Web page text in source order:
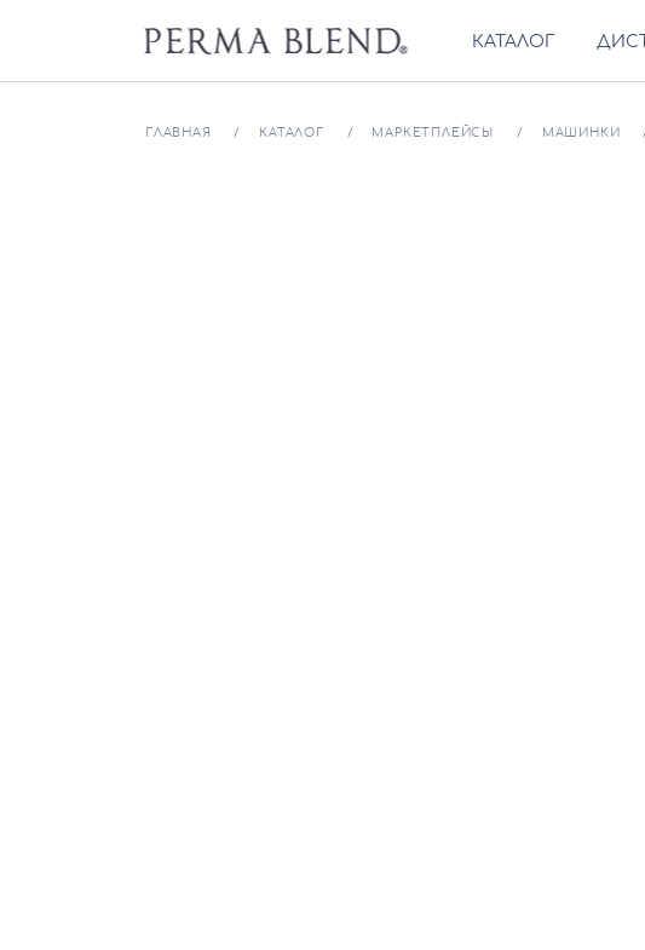
КАТАЛОГ
ГЛАВНАЯ КАТАЛОГ МАРКЕТПЛЕЙСЫ МАШИНКИ